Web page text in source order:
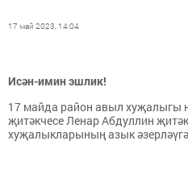
17 май 2023, 14:04
Исән-имин эшлик!
17 майда район авыл хуҗалыгы
җитәкчесе Ленар Абдуллин
хуҗалыкларының азык әзерләүгә